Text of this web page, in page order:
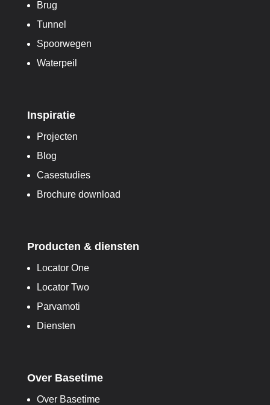
Brug
Tunnel
Spoorwegen
Waterpeil
Inspiratie
Projecten
Blog
Casestudies
Brochure download
Producten & diensten
Locator One
Locator Two
Parvamoti
Diensten
Over Basetime
Over Basetime